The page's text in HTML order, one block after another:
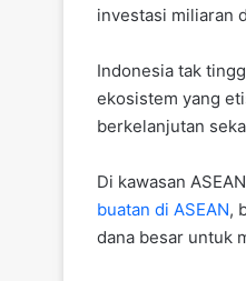
investasi miliaran
Indonesia tak
ekosistem yang
berkelanjutan
Di kawasan
buatan di ASEAN,
dana besar untuk